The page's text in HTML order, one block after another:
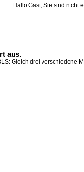
Hallo Gast, Sie sind nicht
aus.
Gleich drei verschiedene